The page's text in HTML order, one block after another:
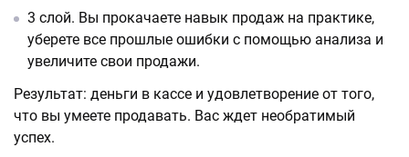
3 слой. Вы прокачаете навык продаж на практике,
уберете все прошлые ошибки с помощью анализа и
увеличите свои продажи.
Результат: деньги в кассе и удовлетворение от того,
что вы умеете продавать. Вас ждет необратимый
успех.